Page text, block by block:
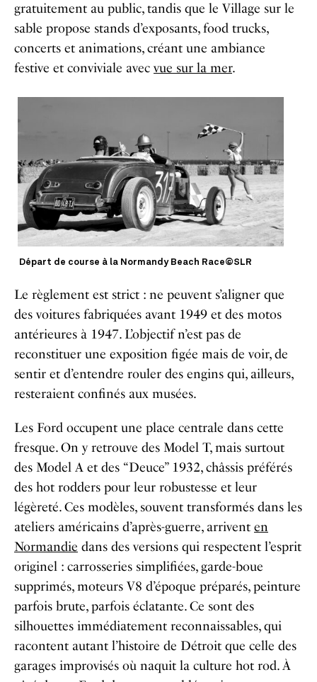
gratuitement au public, tandis que le Village sur le
sable propose stands d’exposants, food trucks,
concerts et animations, créant une ambiance
festive et conviviale avecvue sur la mer.
Départ de course à la Normandy Beach Race©SLR
Le règlement est strict : ne peuvent s’aligner que
des voitures fabriquées avant 1949 et des motos
antérieures à 1947. L’objectif n’est pas de
reconstituer une exposition figée mais de voir, de
sentir et d’entendre rouler des engins qui, ailleurs,
resteraient confinés aux musées.
Les Ford occupent une place centrale dans cette
fresque. On y retrouve des Model T, mais surtout
des Model A et des “Deuce” 1932, châssis préférés
des hot rodders pour leur robustesse et leur
légèreté. Ces modèles, souvent transformés dans les
ateliers américains d’après-guerre, arrivent en
Normandie dans des versions qui respectent l’esprit
originel : carrosseries simplifiées, garde-boue
supprimés, moteurs V8 d’époque préparés, peinture
parfois brute, parfois éclatante. Ce sont des
silhouettes immédiatement reconnaissables, qui
racontent autant l’histoire de Détroit que celle des
garages improvisés où naquit la culture hot rod. À